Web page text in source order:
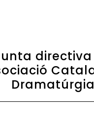
directiva
Dramatúrgia